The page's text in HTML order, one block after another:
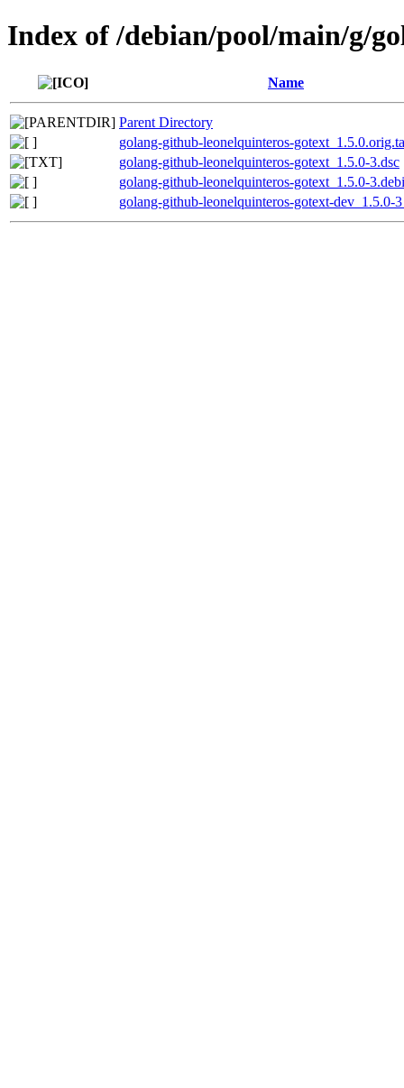
Index of /debian/pool/main/g/
Name
Parent Directory
golang-github-leonelquinteros-
golang-github-leonelquinteros-gotext_1.5.0-3.dsc
golang-github-leonelquinteros-gotext_1.5.0-
golang-github-leonelquinteros-gotext-dev_1.5.0-